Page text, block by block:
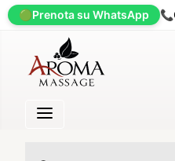
🟢Prenota su WhatsApp 📞